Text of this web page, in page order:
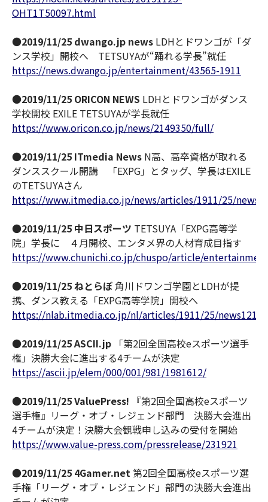
OHT1T50097.html
●2019/11/25 dwango.jp news LDHとドワンゴが「ダ
ンス学校」開校へ TETSUYAが“踊れる学長”就任
https://news.dwango.jp/entertainment/43565-1911
●2019/11/25 ORICON NEWS LDHとドワンゴがダンス
学校開校 EXILE TETSUYAが学長就任
https://www.oricon.co.jp/news/2149350/full/
●2019/11/25 ITmedia News N高、高卒資格が取れる
ダンススクール開講 「EXPG」とタッグ、学長はEXILE
のTETSUYAさん
https://www.itmedia.co.jp/news/articles/1911/25/
●2019/11/25 中日スポーツ TETSUYA「EXPG高等学
院」学長に ４月開校、エンタメ界の人材育成目指す
https://www.chunichi.co.jp/chuspo/article/
●2019/11/25 ねとらぼ角川ドワンゴ学園とLDHが提
携、ダンス教える「EXPG高等学院」開校へ
https://nlab.itmedia.co.jp/nl/articles/1911/25/
●2019/11/25 ASCII.jp 「第2回全国高校eスポーツ選手
権」決勝大会に進出する4チームが決定
https://ascii.jp/elem/000/001/981/1981612/
●2019/11/25 ValuePress! 『第2回全国高校eスポーツ
選手権』リーグ・オブ・レジェンド部門 決勝大会進出
4チームが決定！決勝大会観戦申し込みの受付を開始
https://www.value-press.com/pressrelease/231921
●2019/11/25 4Gamer.net第2回全国高校eスポーツ選
手権「リーグ・オブ・レジェンド」部門の決勝大会進出